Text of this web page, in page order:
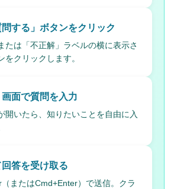
問する」ボタンをクリック
たは「不正解」ラベルの横に表示さ
をクリックします。
面で質問を入力
開いたら、知りたいことを自由に入
答を受け取る
またはCmd+Enter）で送信。クラ